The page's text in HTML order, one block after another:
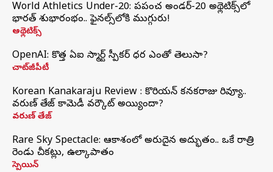
World Athletics Under-20: ప్రపంచ అండర్-20 అథ్లెటిక్స్‌లో
భారత్‌ శుభారంభం.. ఫైనల్స్‌లోకి ముగ్గురు!
అథ్లెటిక్స్
OpenAI: కొత్త ఏఐ స్మార్ట్ స్పీకర్ ధర ఎంతో తెలుసా?
చాట్‌జీపీటీ
Korean Kanakaraju Review : కొరియన్ కనకరాజు రివ్యూ..
వరుణ్ తేజ్ కామెడీ వర్కౌట్ అయ్యిందా?
వరుణ్ తేజ్
Rare Sky Spectacle: ఆకాశంలో అరుదైన అద్భుతం.. ఒకే రాత్రి
రెండు చీకట్లు, ఉల్కాపాతం
స్పెయిన్